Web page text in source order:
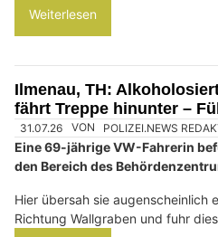
31.07.26 VON POLIZEI.NEWS
Ein 29-jähriger Mann meldete
Haus der Northeimer Straße in
eingebrochen wurde.
Unter anderem wurde aus seinem
Evo1 entwendet, welches einen
Bereich hatte.
Weiterlesen